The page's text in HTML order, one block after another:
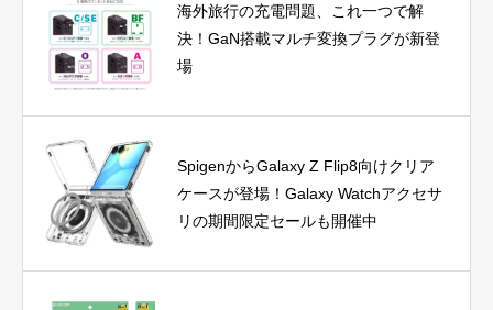
海外旅行の充電問題、これ一つで解
決！GaN搭載マルチ変換プラグが新登
場
SpigenからGalaxy Z Flip8向けクリア
ケースが登場！Galaxy Watchアクセサ
リの期間限定セールも開催中